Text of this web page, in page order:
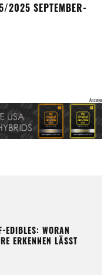
2025 SEPTEMBER-
EDIBLES: WORAN
ERKENNEN LÄSST